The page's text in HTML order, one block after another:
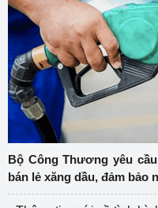
Bộ Công Thương yêu
bán lẻ xăng dầu, đảm bảo